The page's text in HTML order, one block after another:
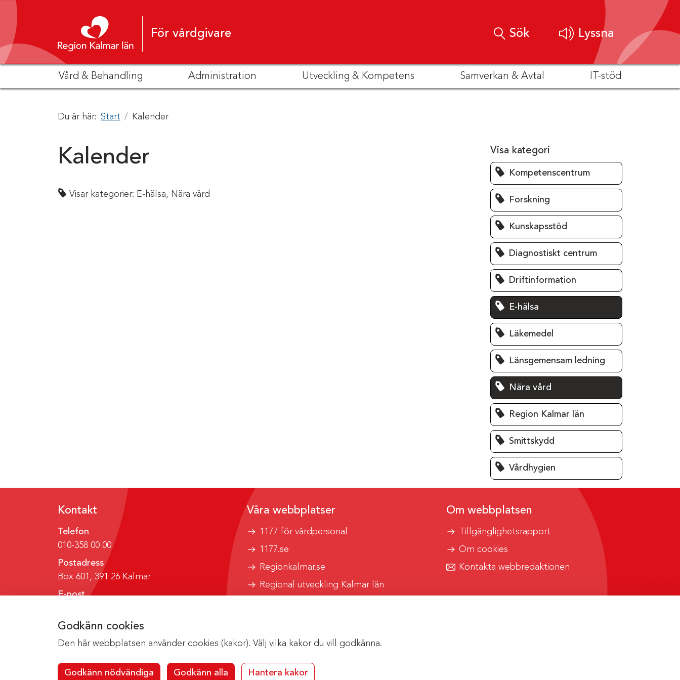
Godkänn cookies
Den här webbplatsen använder cookies (kakor). Välj vilka kakor du vill godkänna.
Godkänn nödvändiga Godkänn alla Hantera kakor
Hoppa till innehåll
För vårdgivare Sök Lyssna
Vård & Behandling Administration Utveckling & Kompetens Samverkan & Avtal IT-stöd
Du är här: Start Kalender
Kalender
Visar kategorier: E-hälsa, Nära vård
Visa kategori
Kompetenscentrum
Forskning
Kunskapsstöd
Diagnostiskt centrum
Driftinformation
E-hälsa
Läkemedel
Länsgemensam ledning
Nära vård
Region Kalmar län
Smittskydd
Vårdhygien
Kontakt
Telefon
010-358 00 00
Postadress
Box 601, 391 26 Kalmar
E-post
Våra webbplatser
1177 för vårdpersonal
1177.se
Regionkalmar.se
Regional utveckling Kalmar län
Om webbplatsen
Tillgänglighetsrapport
Om cookies
Kontakta webbredaktionen